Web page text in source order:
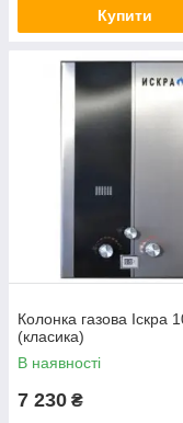
Купити
Колонка газова Іскра
(класика)
В наявності
7 230 ₴